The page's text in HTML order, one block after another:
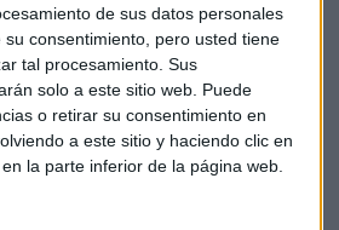
de sus datos personales
consentimiento, pero usted tiene
tal procesamiento. Sus
solo a este sitio web. Puede
o retirar su consentimiento en
a este sitio y haciendo clic en
la parte inferior de la página web.
unimportante incremento
que tenían congelado su
subida oscila aproximadamente entre
anuales, siempre teniendo en
y los diversos complementos que
ya sean destino, antigüedad o